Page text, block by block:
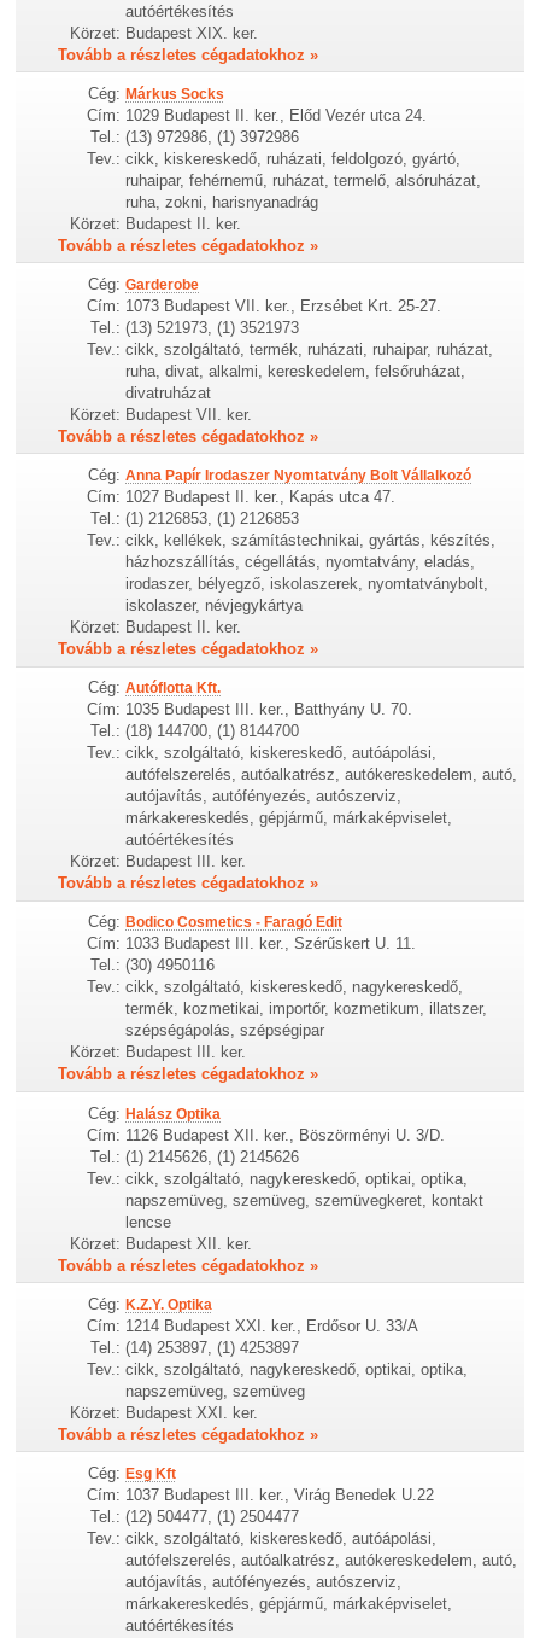
autóértékesítés
Körzet: Budapest XIX. ker.
Tovább a részletes cégadatokhoz »
Cég: Márkus Socks
Cím: 1029 Budapest II. ker., Előd Vezér utca 24.
Tel.: (13) 972986, (1) 3972986
Tev.: cikk, kiskereskedő, ruházati, feldolgozó, gyártó,
ruhaipar, fehérnemű, ruházat, termelő, alsóruházat,
ruha, zokni, harisnyanadrág
Körzet: Budapest II. ker.
Tovább a részletes cégadatokhoz »
Cég: Garderobe
Cím: 1073 Budapest VII. ker., Erzsébet Krt. 25-27.
Tel.: (13) 521973, (1) 3521973
Tev.: cikk, szolgáltató, termék, ruházati, ruhaipar, ruházat,
ruha, divat, alkalmi, kereskedelem, felsőruházat,
divatruházat
Körzet: Budapest VII. ker.
Tovább a részletes cégadatokhoz »
Cég: Anna Papír Irodaszer Nyomtatvány Bolt Vállalkozó
Cím: 1027 Budapest II. ker., Kapás utca 47.
Tel.: (1) 2126853, (1) 2126853
Tev.: cikk, kellékek, számítástechnikai, gyártás, készítés,
házhozszállítás, cégellátás, nyomtatvány, eladás,
irodaszer, bélyegző, iskolaszerek, nyomtatványbolt,
iskolaszer, névjegykártya
Körzet: Budapest II. ker.
Tovább a részletes cégadatokhoz »
Cég: Autóflotta Kft.
Cím: 1035 Budapest III. ker., Batthyány U. 70.
Tel.: (18) 144700, (1) 8144700
Tev.: cikk, szolgáltató, kiskereskedő, autóápolási,
autófelszerelés, autóalkatrész, autókereskedelem, autó,
autójavítás, autófényezés, autószerviz,
márkakereskedés, gépjármű, márkaképviselet,
autóértékesítés
Körzet: Budapest III. ker.
Tovább a részletes cégadatokhoz »
Cég: Bodico Cosmetics - Faragó Edit
Cím: 1033 Budapest III. ker., Szérűskert U. 11.
Tel.: (30) 4950116
Tev.: cikk, szolgáltató, kiskereskedő, nagykereskedő,
termék, kozmetikai, importőr, kozmetikum, illatszer,
szépségápolás, szépségipar
Körzet: Budapest III. ker.
Tovább a részletes cégadatokhoz »
Cég: Halász Optika
Cím: 1126 Budapest XII. ker., Böszörményi U. 3/D.
Tel.: (1) 2145626, (1) 2145626
Tev.: cikk, szolgáltató, nagykereskedő, optikai, optika,
napszemüveg, szemüveg, szemüvegkeret, kontakt
lencse
Körzet: Budapest XII. ker.
Tovább a részletes cégadatokhoz »
Cég: K.Z.Y. Optika
Cím: 1214 Budapest XXI. ker., Erdősor U. 33/A
Tel.: (14) 253897, (1) 4253897
Tev.: cikk, szolgáltató, nagykereskedő, optikai, optika,
napszemüveg, szemüveg
Körzet: Budapest XXI. ker.
Tovább a részletes cégadatokhoz »
Cég: Esg Kft
Cím: 1037 Budapest III. ker., Virág Benedek U.22
Tel.: (12) 504477, (1) 2504477
Tev.: cikk, szolgáltató, kiskereskedő, autóápolási,
autófelszerelés, autóalkatrész, autókereskedelem, autó,
autójavítás, autófényezés, autószerviz,
márkakereskedés, gépjármű, márkaképviselet,
autóértékesítés